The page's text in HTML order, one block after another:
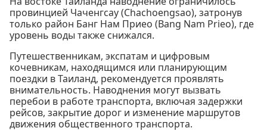
провинцией Чаченгсау (Chachoengsao), затронув
только район Банг Нам Приео (Bang Nam Prieo), где
уровень воды также снижался.
Путешественникам, экспатам и цифровым
кочевникам, находящимся или планирующим
поездки в Таиланд, рекомендуется проявлять
внимательность. Наводнения могут вызвать
перебои в работе транспорта, включая задержки
рейсов, закрытие дорог и изменение маршрутов
движения общественного транспорта.